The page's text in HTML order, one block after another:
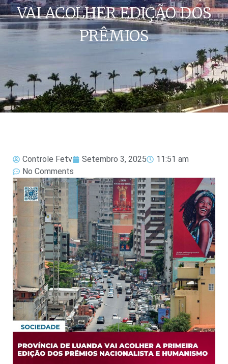
VAI ACOLHER EDIÇÃO DOS
PRÊMIOS
Controle Fetv Setembro 3, 2025
11:51 am
No Comments